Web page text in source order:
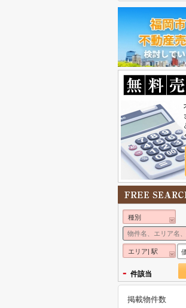
種別
エリア| 駅
- 件該当
掲載物件数